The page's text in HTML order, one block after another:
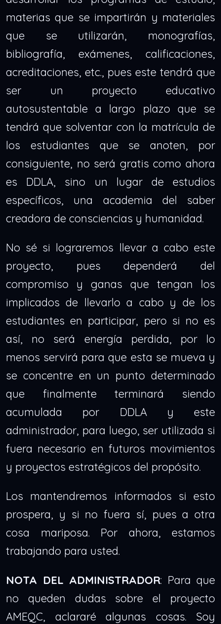
materias que se impartirán y materiales
que se utilizarán, monografías,
bibliografía, exámenes, calificaciones,
acreditaciones, etc., pues este tendrá que
ser un proyecto educativo
autosustentable a largo plazo que se
tendrá que solventar con la matrícula de
los estudiantes que se anoten, por
consiguiente, no será gratis como ahora
es DDLA, sino un lugar de estudios
específicos, una academia del saber
creadora de consciencias y humanidad.
No sé si lograremos llevar a cabo este
proyecto, pues dependerá del
compromiso y ganas que tengan los
implicados de llevarlo a cabo y de los
estudiantes en participar, pero si no es
así, no será energía perdida, por lo
menos servirá para que esta se mueva y
se concentre en un punto determinado
que finalmente terminará siendo
acumulada por DDLA y este
administrador, para luego, ser utilizada si
fuera necesario en futuros movimientos
y proyectos estratégicos del propósito.
Los mantendremos informados si esto
prospera, y si no fuera sí, pues a otra
cosa mariposa. Por ahora, estamos
trabajando para usted.
NOTA DEL ADMINISTRADOR: Para que
no queden dudas sobre el proyecto
AMEQC, aclararé algunas cosas. Soy